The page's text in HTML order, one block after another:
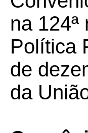
na
Política
de
da